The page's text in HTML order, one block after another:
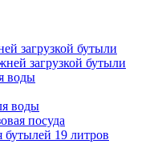
загрузкой бутыли
загрузкой бутыли
воды
воды
посуда
19 литров